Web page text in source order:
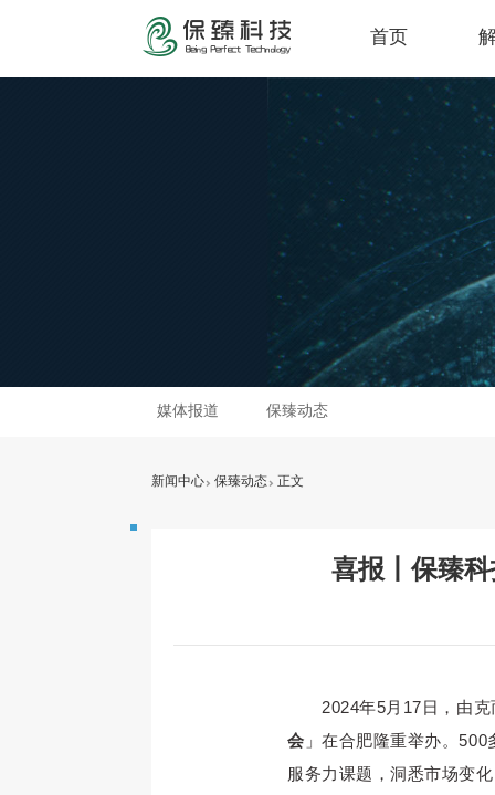
首页
媒体报道 保臻动态
新闻中心 保臻动态 正文
喜报丨保臻
2024年5月17日，由
会 」在合肥隆重举办。
服务力课题，洞悉市场变